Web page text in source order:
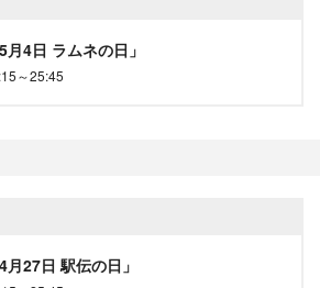
4日 ラムネの日」
～25:45
27日 駅伝の日」